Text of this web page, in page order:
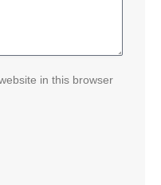
in this browser